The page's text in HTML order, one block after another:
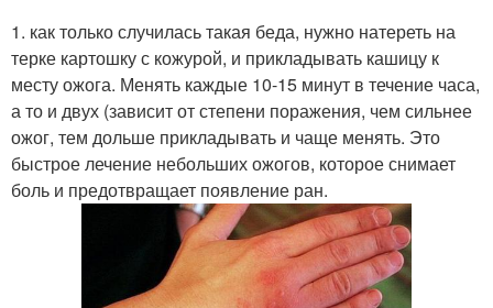
1. как только случилась такая беда, нужно натереть на
терке картошку с кожурой, и прикладывать кашицу к
месту ожога. Менять каждые 10-15 минут в течение часа,
а то и двух (зависит от степени поражения, чем сильнее
ожог, тем дольше прикладывать и чаще менять. Это
быстрое лечение небольших ожогов, которое снимает
боль и предотвращает появление ран.